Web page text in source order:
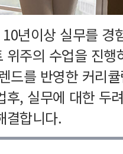
년이상 실무를 경
위주의 수업을 진
드를 반영한 커리
후, 실무에 대한 두
결합니다.